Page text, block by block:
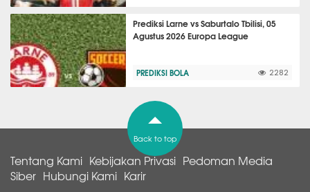
Prediksi Larne vs Saburtalo Tbilisi, 05
Agustus 2026 Europa League
PREDIKSI BOLA 2282
Back to top
Tentang Kami Kebijakan Privasi Pedoman Media
Siber Hubungi Kami Karir